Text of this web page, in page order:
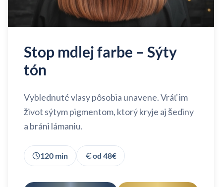
Stop mdlej farbe – Sýty
tón
Vyblednuté vlasy pôsobia unavene. Vráť im
život sýtym pigmentom, ktorý kryje aj šediny
a bráni lámaniu.
120 min od 48€